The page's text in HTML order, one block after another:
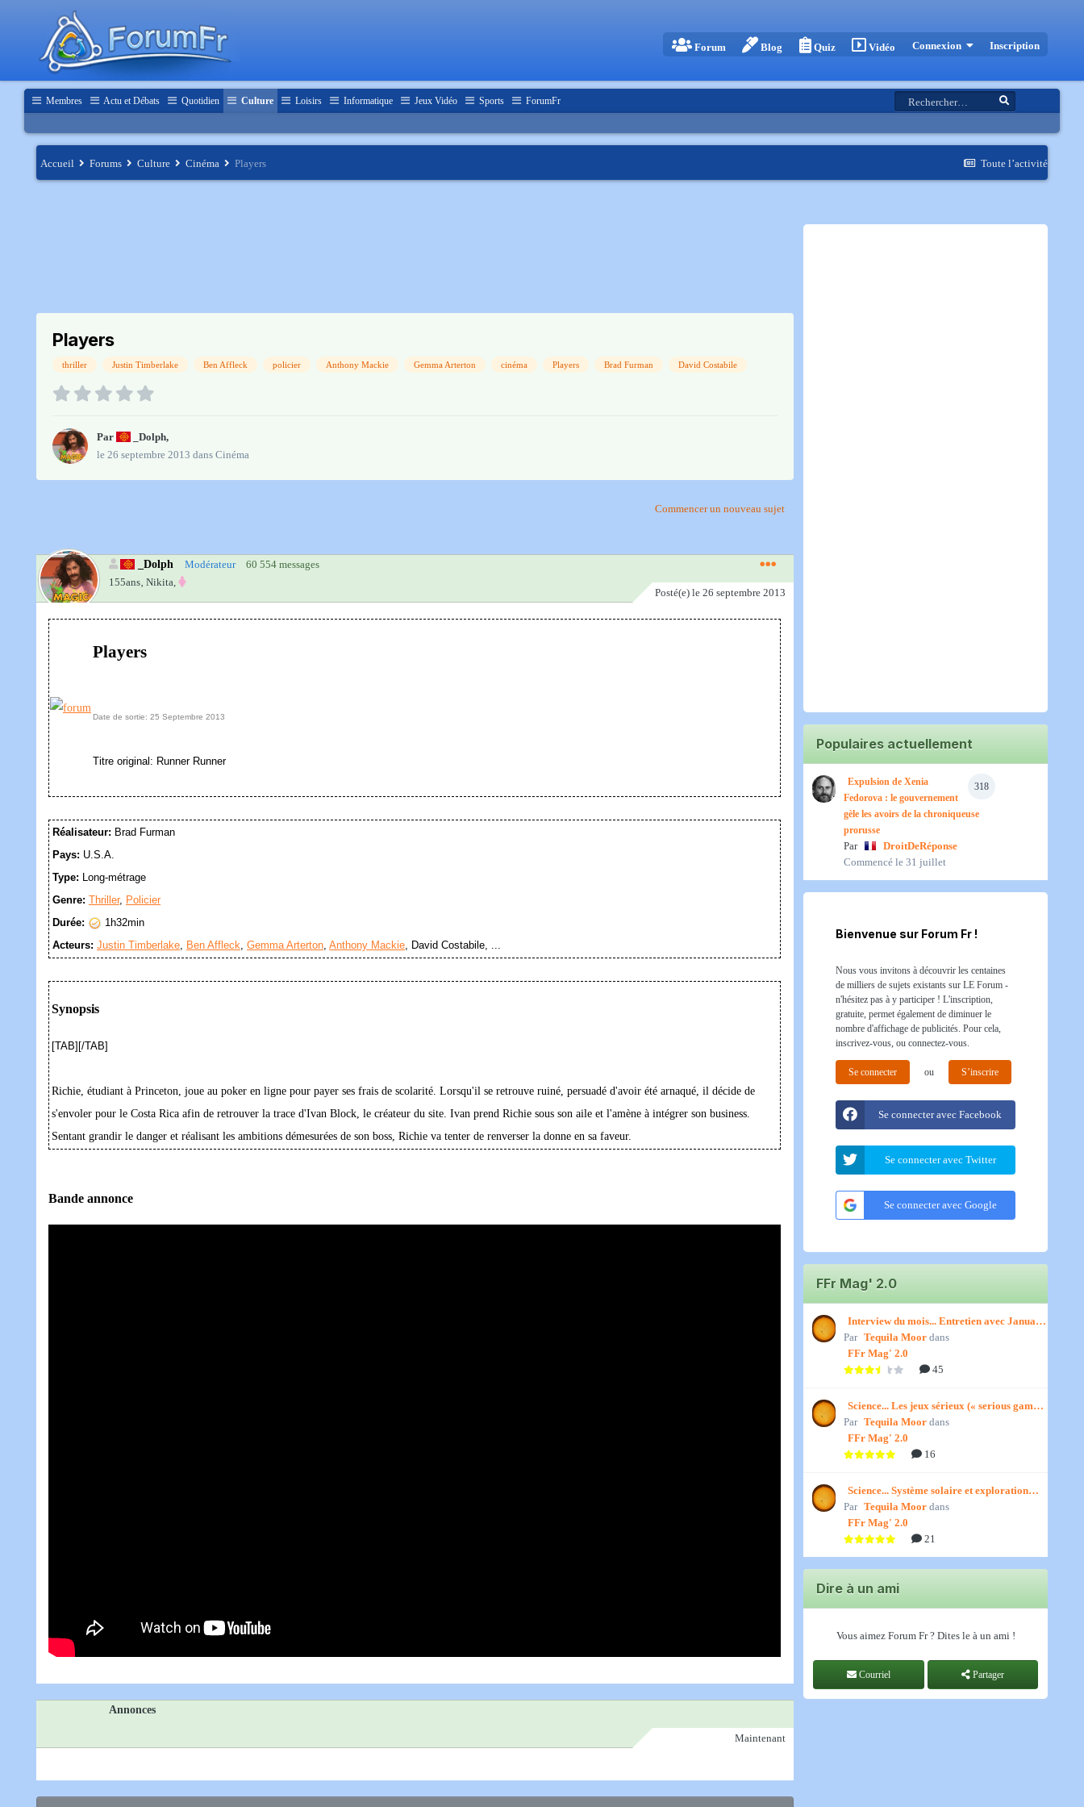
Forum Blog Quiz Vidéo Connexion Inscription
Membres Actu et Débats Quotidien Culture Loisirs Informatique Jeux Vidéo Sports ForumFr
Toute l’activité
Accueil Forums Culture Cinéma Players
Players
thriller Justin Timberlake Ben Affleck policier Anthony Mackie Gemma Arterton cinéma Players Brad Furman David Costabile
Par _Dolph,
le 26 septembre 2013 dans Cinéma
Commencer un nouveau sujet
_Dolph Modérateur
60 554 messages
155ans‚ Nikita,
Posté(e) le 26 septembre 2013
Players
Date de sortie: 25 Septembre 2013
Titre original: Runner Runner
Réalisateur: Brad Furman
Pays: U.S.A.
Type: Long-métrage
Genre: Thriller, Policier
Durée:
1h32min
Acteurs: Justin Timberlake, Ben Affleck, Gemma Arterton, Anthony Mackie, David Costabile, ...
Synopsis
[TAB][/TAB]
Richie, étudiant à Princeton, joue au poker en ligne pour payer ses frais de scolarité. Lorsqu'il se retrouve ruiné, persuadé d'avoir été arnaqué, il décide de
s'envoler pour le Costa Rica afin de retrouver la trace d'Ivan Block, le créateur du site. Ivan prend Richie sous son aile et l'amène à intégrer son business.
Sentant grandir le danger et réalisant les ambitions démesurées de son boss, Richie va tenter de renverser la donne en sa faveur.
Bande annonce
Annonces
Maintenant
Populaires actuellement
318
Expulsion de Xenia
Fedorova : le gouvernement
gèle les avoirs de la chroniqueuse
prorusse
Par
DroitDeRéponse
Commencé le 31 juillet
Bienvenue sur Forum Fr !
Nous vous invitons à découvrir les centaines
de milliers de sujets existants sur LE Forum -
n'hésitez pas à y participer ! L'inscription,
gratuite, permet également de diminuer le
nombre d'affichage de publicités. Pour cela,
inscrivez-vous, ou connectez-vous.
Se connecter ou S’inscrire
Se connecter avec Facebook
Se connecter avec Twitter
Se connecter avec Google
FFr Mag' 2.0
Interview du mois... Entretien avec January,
par Titenath
Par Tequila Moor dans
FFr Mag' 2.0
45
Science... Les jeux sérieux (« serious games
») par Jedino
Par Tequila Moor dans
FFr Mag' 2.0
16
Science... Système solaire et exploration
spatiale, par Jedino
Par Tequila Moor dans
FFr Mag' 2.0
21
Dire à un ami
Vous aimez Forum Fr ? Dites le à un ami !
Courriel Partager